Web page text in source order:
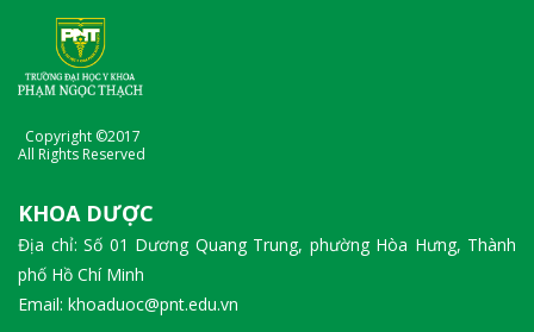
Copyright ©2017
All Rights Reserved
KHOA DƯỢC
Địa chỉ: Số 01 Dương Quang Trung, phường Hòa Hưng, Thành
phố Hồ Chí Minh
Email: khoaduoc@pnt.edu.vn